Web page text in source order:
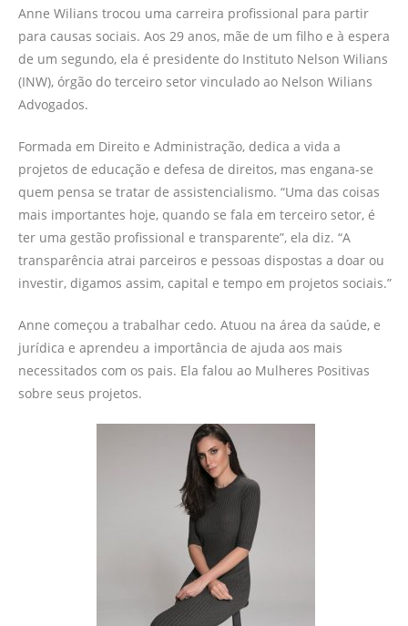
Anne Wilians trocou uma carreira profissional para partir
para causas sociais. Aos 29 anos, mãe de um filho e à espera
de um segundo, ela é presidente do Instituto Nelson Wilians
(INW), órgão do terceiro setor vinculado ao Nelson Wilians
Advogados.
Formada em Direito e Administração, dedica a vida a
projetos de educação e defesa de direitos, mas engana-se
quem pensa se tratar de assistencialismo. “Uma das coisas
mais importantes hoje, quando se fala em terceiro setor, é
ter uma gestão profissional e transparente”, ela diz. “A
transparência atrai parceiros e pessoas dispostas a doar ou
investir, digamos assim, capital e tempo em projetos sociais.”
Anne começou a trabalhar cedo. Atuou na área da saúde, e
jurídica e aprendeu a importância de ajuda aos mais
necessitados com os pais. Ela falou ao Mulheres Positivas
sobre seus projetos.